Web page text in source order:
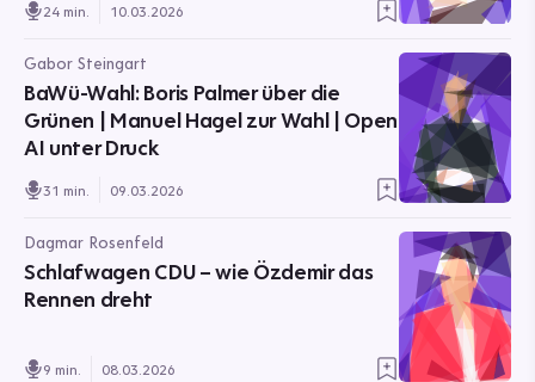
24 min. 10.03.2026
Gabor Steingart
BaWü-Wahl: Boris Palmer über die
Grünen | Manuel Hagel zur Wahl | Open
AI unter Druck
31 min. 09.03.2026
Dagmar Rosenfeld
Schlafwagen CDU – wie Özdemir das
Rennen dreht
9 min. 08.03.2026